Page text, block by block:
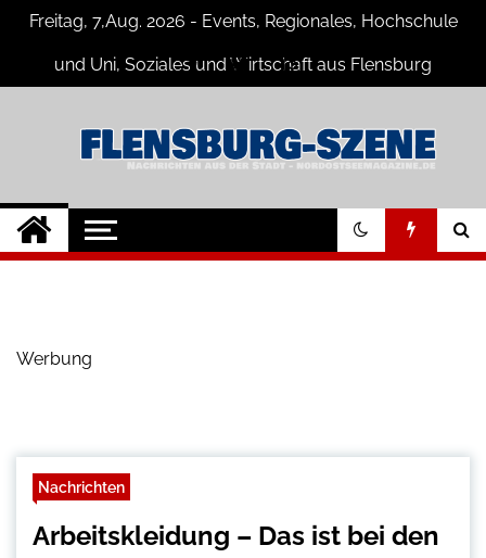
Skip
content
Freitag, 7,Aug. 2026 - Events, Regionales, Hochschule
und Uni, Soziales und Wirtschaft aus Flensburg
Flensburg-Szene
Nachrichten
Nachrichten für Flensburg und
Umgebung
Werbung
Nachrichten
Arbeitskleidung – Das ist bei den